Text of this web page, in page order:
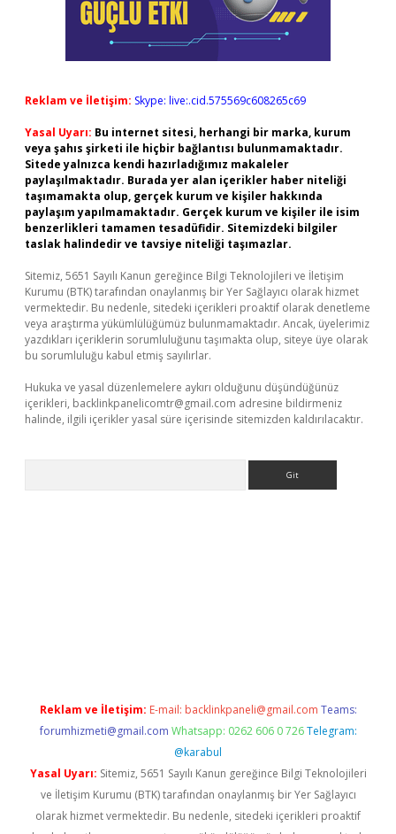
Reklam ve İletişim: Skype: live:.cid.575569c608265c69
Yasal Uyarı: Bu internet sitesi, herhangi bir marka, kurum
veya şahıs şirketi ile hiçbir bağlantısı bulunmamaktadır.
Sitede yalnızca kendi hazırladığımız makaleler
paylaşılmaktadır. Burada yer alan içerikler haber niteliği
taşımamakta olup, gerçek kurum ve kişiler hakkında
paylaşım yapılmamaktadır. Gerçek kurum ve kişiler ile isim
benzerlikleri tamamen tesadüfidir. Sitemizdeki bilgiler
taslak halindedir ve tavsiye niteliği taşımazlar.
Sitemiz, 5651 Sayılı Kanun gereğince Bilgi Teknolojileri ve İletişim
Kurumu (BTK) tarafından onaylanmış bir Yer Sağlayıcı olarak hizmet
vermektedir. Bu nedenle, sitedeki içerikleri proaktif olarak denetleme
veya araştırma yükümlülüğümüz bulunmamaktadır. Ancak, üyelerimiz
yazdıkları içeriklerin sorumluluğunu taşımakta olup, siteye üye olarak
bu sorumluluğu kabul etmiş sayılırlar.
Hukuka ve yasal düzenlemelere aykırı olduğunu düşündüğünüz
içerikleri, backlinkpanelicomtr@gmail.com adresine bildirmeniz
halinde, ilgili içerikler yasal süre içerisinde sitemizden kaldırılacaktır.
Reklam ve İletişim: E-mail: backlinkpaneli@gmail.com Teams:
forumhizmeti@gmail.com Whatsapp: 0262 606 0 726 Telegram:
@karabul
Yasal Uyarı: Sitemiz, 5651 Sayılı Kanun gereğince Bilgi Teknolojileri
ve İletişim Kurumu (BTK) tarafından onaylanmış bir Yer Sağlayıcı
olarak hizmet vermektedir. Bu nedenle, sitedeki içerikleri proaktif